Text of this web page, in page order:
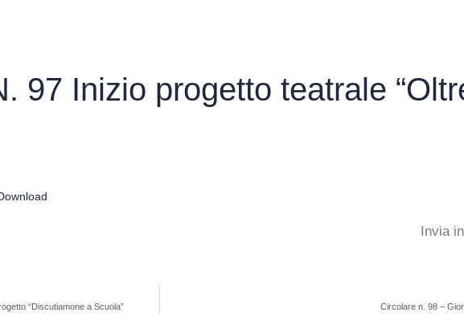
97 Inizio progetto teatrale
Invia
“Discutiamone a Scuola” Circolare n. 98 –